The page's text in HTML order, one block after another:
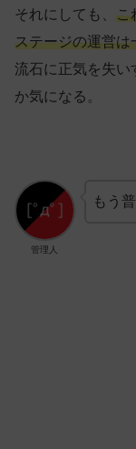
それにしても、 こ
ステージの運営は
流石に正気を失い
か気になる。
管理人
もう